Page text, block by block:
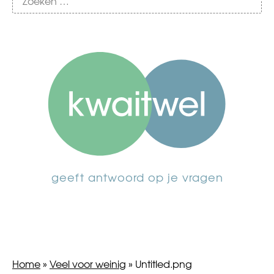
geeft antwoord op je vragen
Home» Veel voor weinig » Untitled.png